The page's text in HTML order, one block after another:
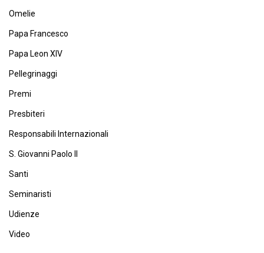
Omelie
Papa Francesco
Papa Leon XIV
Pellegrinaggi
Premi
Presbiteri
Responsabili Internazionali
S. Giovanni Paolo II
Santi
Seminaristi
Udienze
Video